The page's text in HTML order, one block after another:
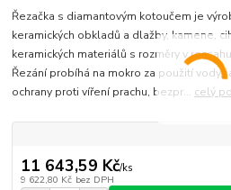
Řezačka s diamantovým kotoučem je
keramických obkladů a dlažby, kamene,
keramických materiálů s rozměry v
Řezání probíhá na mokro za použití vody,
ochrany proti víření prachu, bezpr... celý
11 643,59 Kč/ks
9 622,80 Kč bez DPH